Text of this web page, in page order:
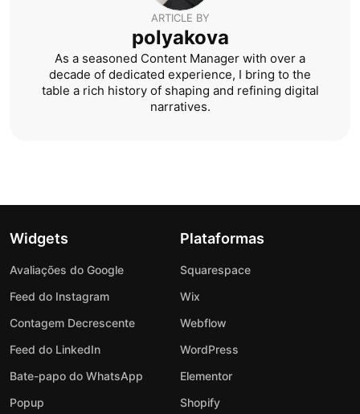
ARTICLE BY
polyakova
As a seasoned Content Manager with over a
decade of dedicated experience, I bring to the
table a rich history of shaping and refining digital
narratives.
Widgets
Avaliações do Google
Feed do Instagram
Contagem Decrescente
Feed do LinkedIn
Bate-papo do WhatsApp
Popup
Plataformas
Squarespace
Wix
Webflow
WordPress
Elementor
Shopify